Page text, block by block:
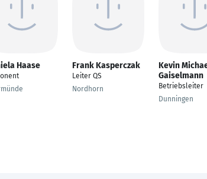
Haase Frank Kasperczak
Leiter QS
Nordhorn
Kevin
Gaiselmann
Betriebsleiter
Dunningen